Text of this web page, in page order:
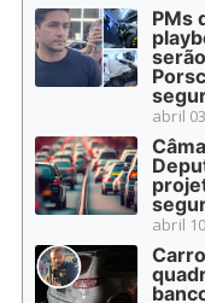
PMs
abril
abril